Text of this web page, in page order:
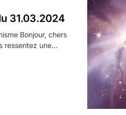
31.03.2024
Bonjour, chers
ressentez une…